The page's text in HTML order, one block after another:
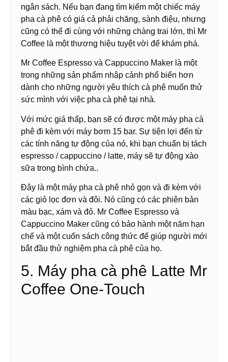
ngân sách. Nếu bạn đang tìm kiếm một chiếc máy
pha cà phê có giá cả phải chăng, sành điệu, nhưng
cũng có thể đi cùng với những chàng trai lớn, thì Mr
Coffee là một thương hiệu tuyệt vời để khám phá.
Mr Coffee Espresso và Cappuccino Maker là một
trong những sản phẩm nhập cảnh phổ biến hơn
dành cho những người yêu thích cà phê muốn thử
sức mình với việc pha cà phê tại nhà.
Với mức giá thấp, bạn sẽ có được một máy pha cà
phê đi kèm với máy bơm 15 bar. Sự tiện lợi đến từ
các tính năng tự động của nó, khi bạn chuẩn bị tách
espresso / cappuccino / latte, máy sẽ tự động xào
sữa trong bình chứa..
Đây là một máy pha cà phê nhỏ gọn và đi kèm với
các giỏ lọc đơn và đôi. Nó cũng có các phiên bản
màu bạc, xám và đỏ. Mr Coffee Espresso và
Cappuccino Maker cũng có bảo hành một năm hạn
chế và một cuốn sách công thức để giúp người mới
bắt đầu thử nghiệm pha cà phê của họ.
5. Máy pha cà phê Latte Mr
Coffee One-Touch